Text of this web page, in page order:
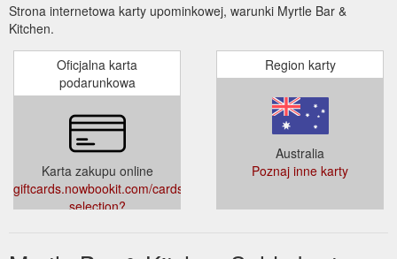
Strona internetowa karty upominkowej, warunki Myrtle Bar &
Kitchen.
Oficjalna karta
podarunkowa
Karta zakupu online
giftcards.nowbookit.com/cards/card-
selection?
Region karty
Australia
Poznaj inne karty